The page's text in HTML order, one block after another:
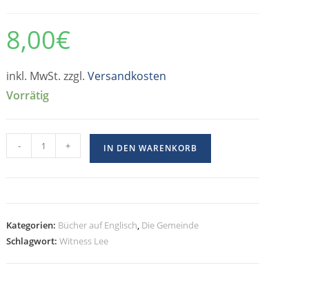
8,00€
inkl. MwSt. zzgl.Versandkosten
Vorrätig
- + IN DEN WARENKORB
Kategorien: Bücher auf Englisch, Die Gemeinde
Schlagwort:Witness Lee